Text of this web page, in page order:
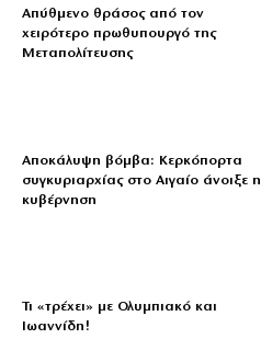
Απύθμενο θράσος από τον
χειρότερο πρωθυπουργό της
Μεταπολίτευσης
Αποκάλυψη βόμβα: Κερκόπορτα
συγκυριαρχίας στο Αιγαίο άνοιξε η
κυβέρνηση
Τι «τρέχει» με Ολυμπιακό και
Ιωαννίδη!